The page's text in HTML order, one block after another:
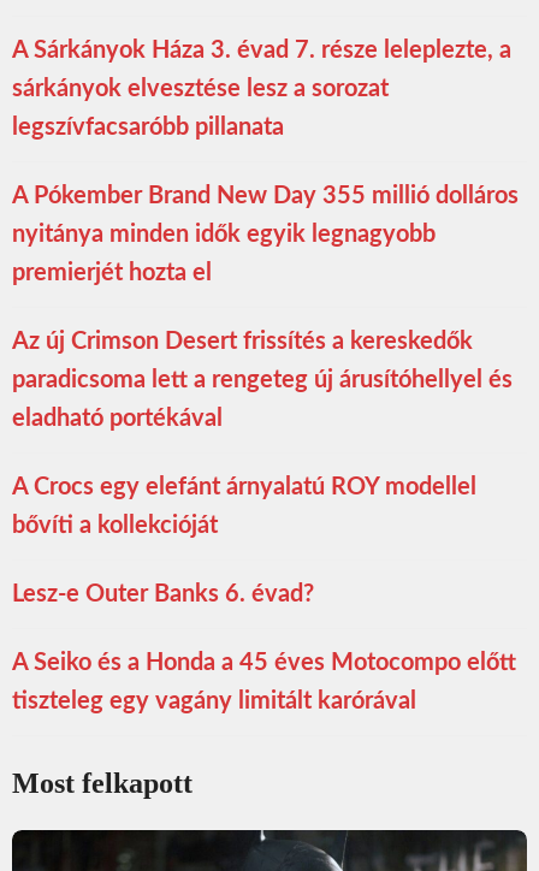
A Sárkányok Háza 3. évad 7. része leleplezte, a
sárkányok elvesztése lesz a sorozat
legszívfacsaróbb pillanata
A Pókember Brand New Day 355 millió dolláros
nyitánya minden idők egyik legnagyobb
premierjét hozta el
Az új Crimson Desert frissítés a kereskedők
paradicsoma lett a rengeteg új árusítóhellyel és
eladható portékával
A Crocs egy elefánt árnyalatú ROY modellel
bővíti a kollekcióját
Lesz-e Outer Banks 6. évad?
A Seiko és a Honda a 45 éves Motocompo előtt
tiszteleg egy vagány limitált karórával
Most felkapott